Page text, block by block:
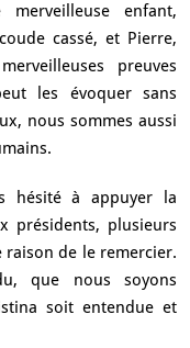
enfant,
cassé, et Pierre,
preuves
les évoquer sans
nous sommes aussi
hésité à appuyer la
présidents, plusieurs
raison de le remercier.
que nous soyons
soit entendue et